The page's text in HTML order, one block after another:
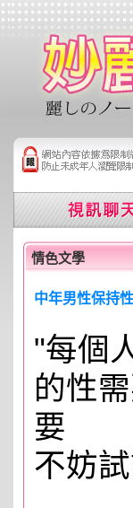
情色文學
中年男性保持
"每個
的性
要
不妨